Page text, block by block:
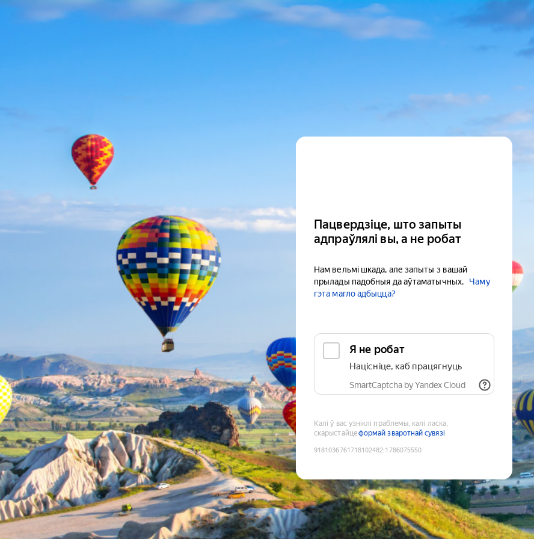
Пацвердзіце, што запыты
адпраўлялі вы, а не робат
Нам вельмі шкада, але запыты з вашай
прылады падобныя да аўтаматычных.
Чаму
гэта магло адбыцца?
Я не робат
Націсніце, каб працягнуць
SmartCaptcha by Yandex Cloud
Калі ў вас узніклі праблемы, калі ласка,
скарыстайцеформай зваротнай сувязі
9181036761718102482:1786075550